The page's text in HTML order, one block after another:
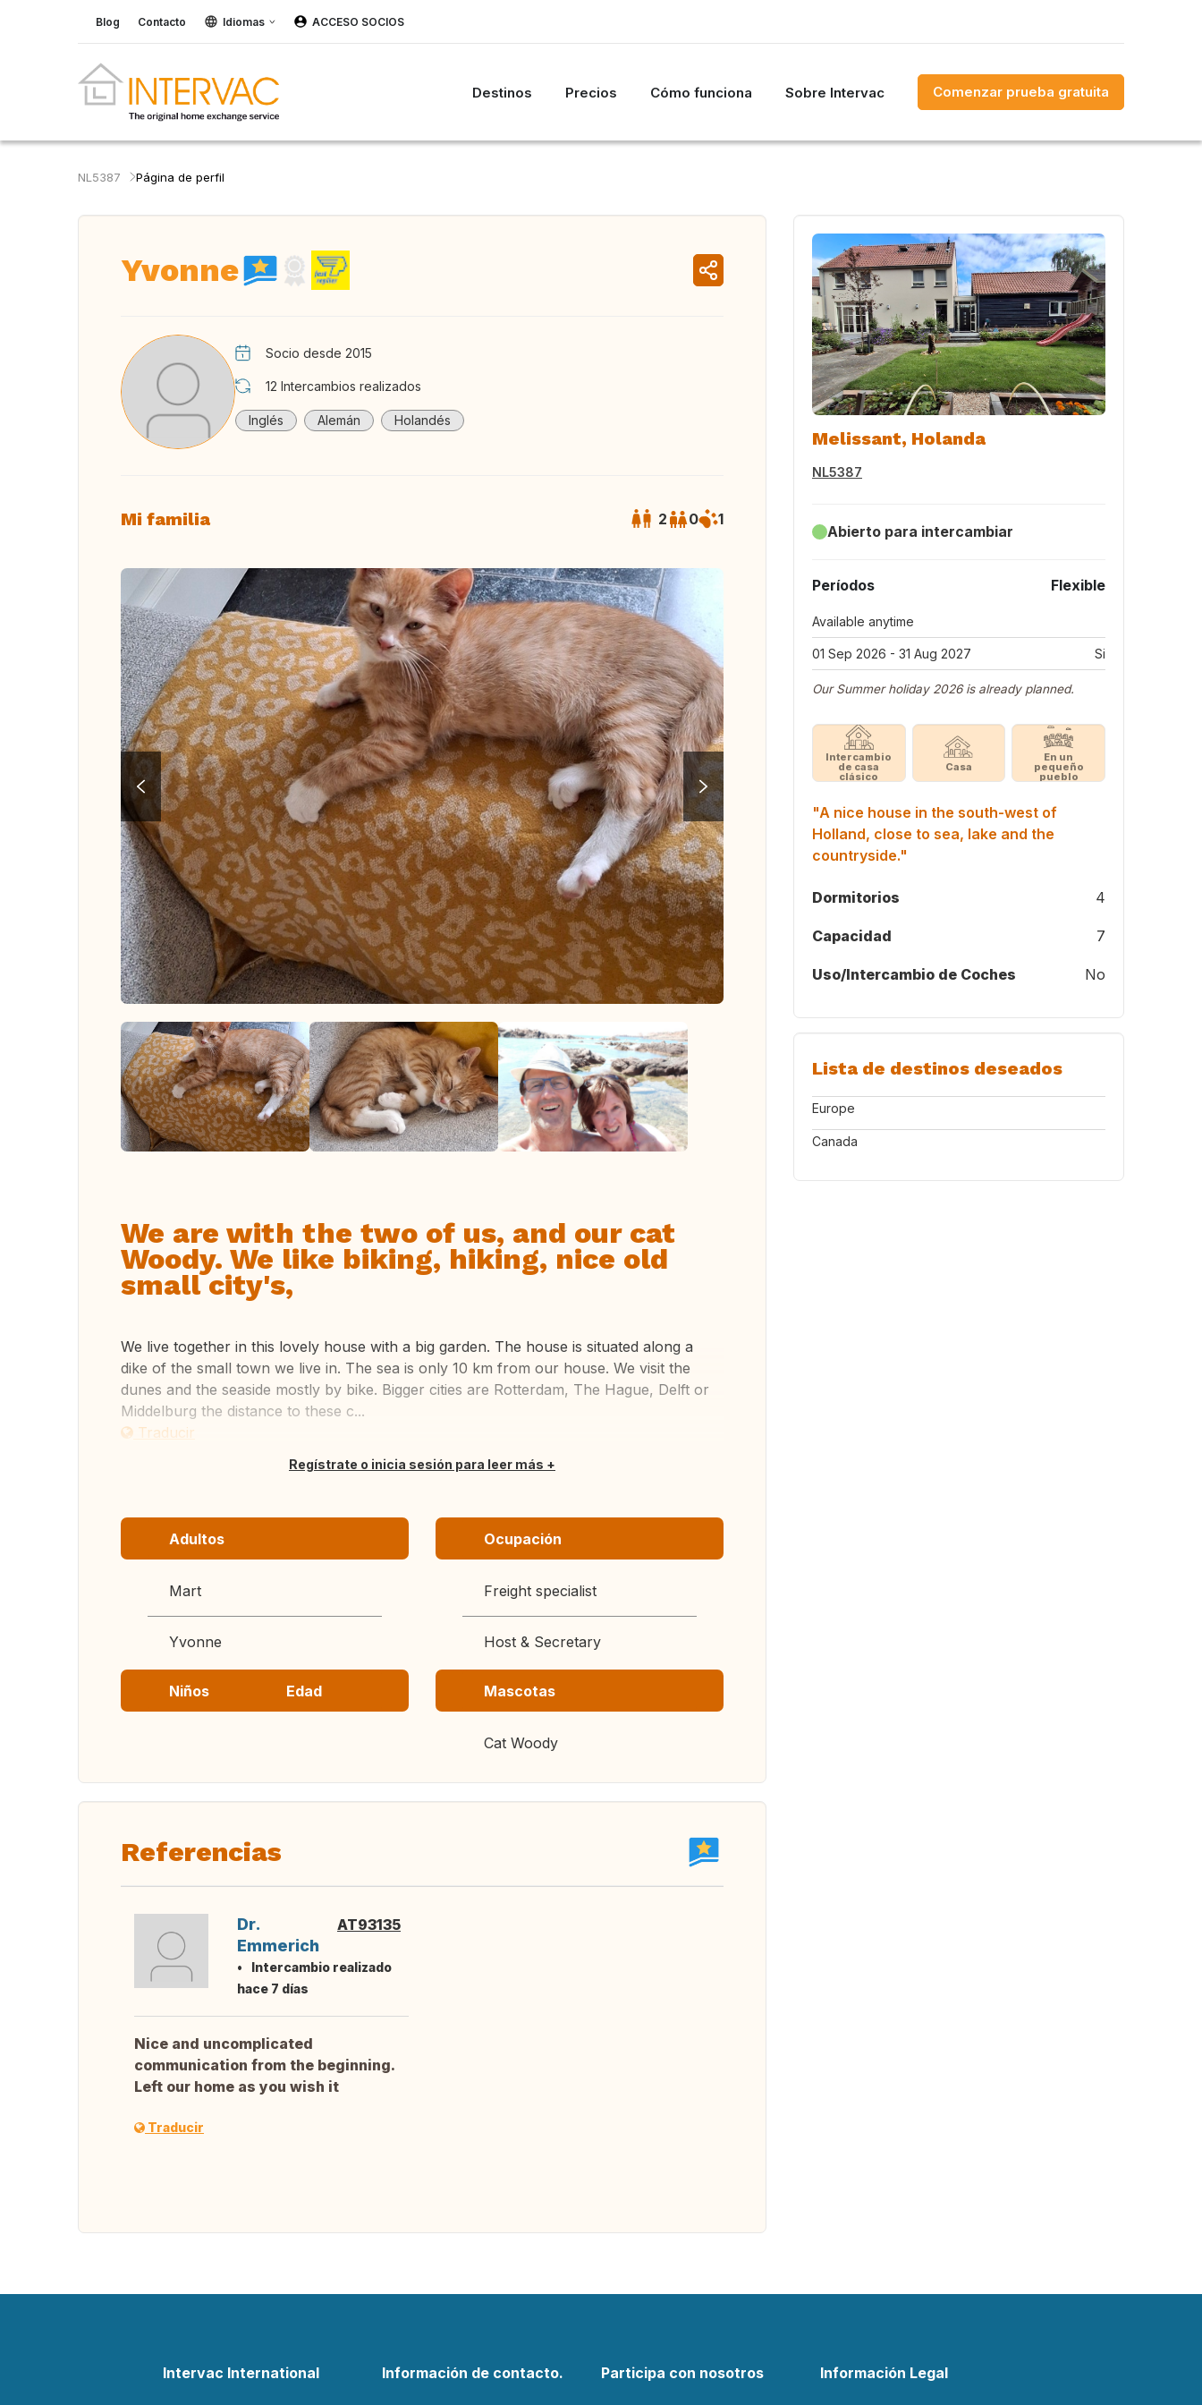
Blog Contacto Idiomas ACCESO SOCIOS
Destinos Precios Cómo funciona Sobre Intervac Comenzar prueba gratuita
NL5387 Página de perfil
Yvonne
Socio desde 2015
12 Intercambios realizados
Inglés Alemán Holandés
Mi familia 2 0 1
Ver todas las fotos
We are with the two of us, and our cat
Woody. We like biking, hiking, nice old
small city's,
We live together in this lovely house with a big garden. The house is situated along a
dike of the small town we live in. The sea is only 10 km from our house. We visit the
dunes and the seaside mostly by bike. Bigger cities are Rotterdam, The Hague, Delft or
Middelburg the distance to these c...
Traducir
Regístrate o inicia sesión para leer más
Adultos
Mart
Yvonne
Ocupación
Freight specialist
Host & Secretary
Niños Edad Mascotas
Cat Woody
Referencias
Dr.
Emmerich
AT93135
Intercambio realizado
hace 7 días
Nice and uncomplicated
communication from the beginning.
Left our home as you wish it
Traducir
Melissant, Holanda
NL5387
Abierto para intercambiar
Períodos Flexible
Available anytime
01 Sep 2026 - 31 Aug 2027 Si
Our Summer holiday 2026 is already planned.
Intercambio
de casa
clásico
Casa
En un
pequeño
pueblo
"A nice house in the south-west of
Holland, close to sea, lake and the
countryside."
Dormitorios 4
Capacidad 7
Uso/Intercambio de Coches No
Lista de destinos deseados
Europe
Canada
Intervac International Información de contacto. Participa con nosotros Información Legal